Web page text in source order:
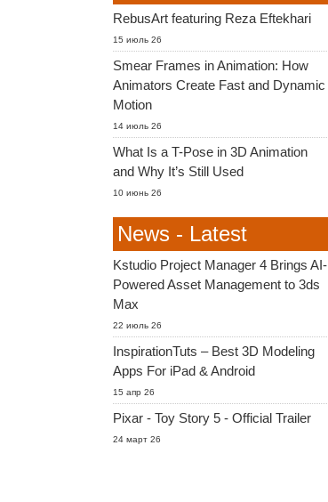
RebusArt featuring Reza Eftekhari
15 июль 26
Smear Frames in Animation: How
Animators Create Fast and Dynamic
Motion
14 июль 26
What Is a T-Pose in 3D Animation
and Why It’s Still Used
10 июнь 26
News - Latest
Kstudio Project Manager 4 Brings AI-
Powered Asset Management to 3ds
Max
22 июль 26
InspirationTuts – Best 3D Modeling
Apps For iPad & Android
15 апр 26
Pixar - Toy Story 5 - Official Trailer
24 март 26